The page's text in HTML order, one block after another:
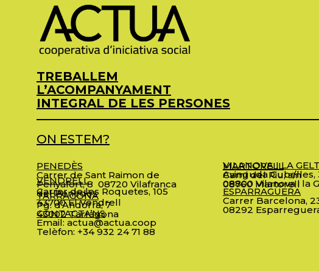
TREBALLEM
L’ACOMPANYAMENT
INTEGRAL DE LES PERSONES
ON ESTEM?
PENEDÈS
Carrer de Sant Raimon de
Penyafort, 8 08720 Vilafranca
del Penedès
VENDRELL
Carrer de les Roquetes, 105
43700 El Vendrell
TARRAGONA
Pg. d’Andorra, 7
43002 Tarragona
CONTACTA’NS
Email: actua@actua.coop
Telèfon: +34 932 24 71 88
MARTORELL
Camí del Riu, s/n
08760 Martorell
VILANOVA I LA
Avinguda Cubelles,
08800 Vilanova i la
ESPARRAGUERA
Carrer Barcelona,
08292